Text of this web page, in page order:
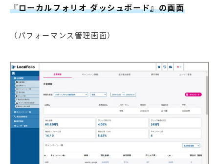
『ローカルフォリオ ダッシュボード』の画面
（パフォーマンス管理画面）